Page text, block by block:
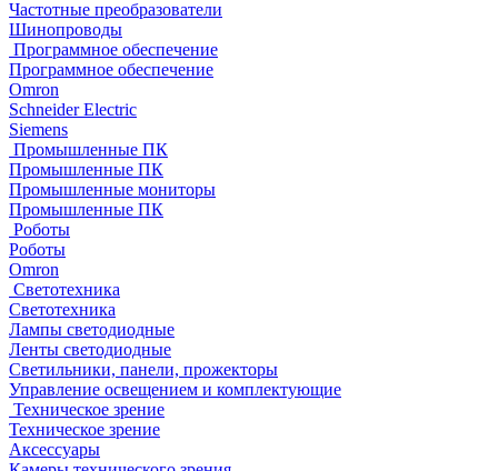
Частотные преобразователи
Шинопроводы
Программное обеспечение
Программное обеспечение
Omron
Schneider Electric
Siemens
Промышленные ПК
Промышленные ПК
Промышленные мониторы
Промышленные ПК
Роботы
Роботы
Omron
Светотехника
Светотехника
Лампы светодиодные
Ленты светодиодные
Светильники, панели, прожекторы
Управление освещением и комплектующие
Техническое зрение
Техническое зрение
Аксессуары